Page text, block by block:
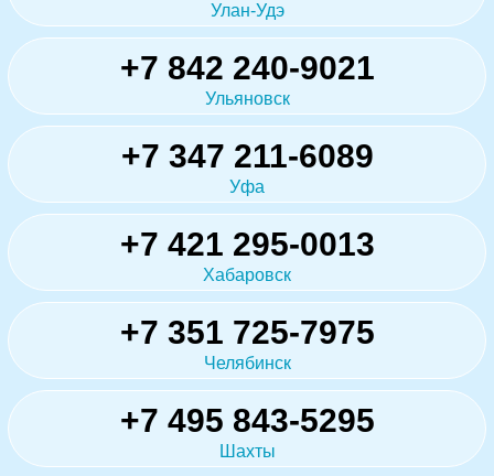
Улан-Удэ
+7 842 240-9021
Ульяновск
+7 347 211-6089
Уфа
+7 421 295-0013
Хабаровск
+7 351 725-7975
Челябинск
+7 495 843-5295
Шахты